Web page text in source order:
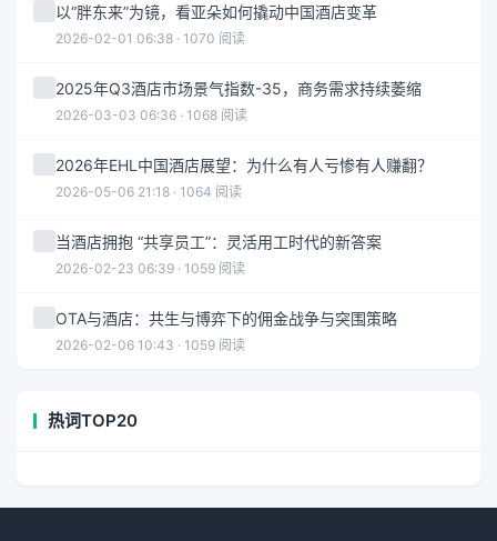
以“胖东来”为镜，看亚朵如何撬动中国酒店变革
2026-02-01 06:38 · 1070 阅读
2025年Q3酒店市场景气指数-35，商务需求持续萎缩
2026-03-03 06:36 · 1068 阅读
2026年EHL中国酒店展望：为什么有人亏惨有人赚翻？
2026-05-06 21:18 · 1064 阅读
当酒店拥抱 “共享员工”：灵活用工时代的新答案
2026-02-23 06:39 · 1059 阅读
OTA与酒店：共生与博弈下的佣金战争与突围策略
2026-02-06 10:43 · 1059 阅读
热词TOP20